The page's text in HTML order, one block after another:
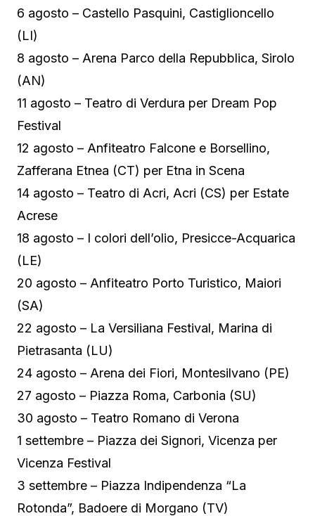
6 agosto – Castello Pasquini, Castiglioncello
(LI)
8 agosto – Arena Parco della Repubblica, Sirolo
(AN)
11 agosto – Teatro di Verdura per Dream Pop
Festival
12 agosto – Anfiteatro Falcone e Borsellino,
Zafferana Etnea (CT) per Etna in Scena
14 agosto – Teatro di Acri, Acri (CS) per Estate
Acrese
18 agosto – I colori dell’olio, Presicce-Acquarica
(LE)
20 agosto – Anfiteatro Porto Turistico, Maiori
(SA)
22 agosto – La Versiliana Festival, Marina di
Pietrasanta (LU)
24 agosto – Arena dei Fiori, Montesilvano (PE)
27 agosto – Piazza Roma, Carbonia (SU)
30 agosto – Teatro Romano di Verona
1 settembre – Piazza dei Signori, Vicenza per
Vicenza Festival
3 settembre – Piazza Indipendenza “La
Rotonda”, Badoere di Morgano (TV)